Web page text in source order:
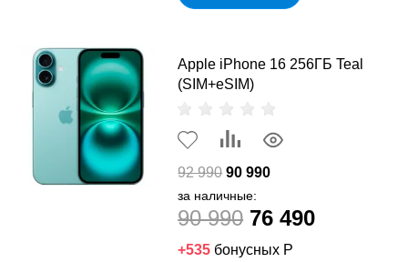
Apple iPhone 16 256ГБ Teal
(SIM+eSIM)
92 990 90 990
за наличные:
90 990 76 490
+535 бонусных Р